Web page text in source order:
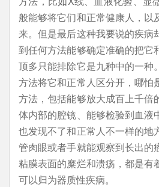
般能够将它们和正常健康人，以
来。但是最后这种我要说的疾病
到任何方法能够确定准确的把它
顶多只能排除它是九种中的一种
方法将它和正常人区分开，哪怕
方法，包括能够放大成百上千倍
体内部的腔镜、能够检验到血液
也发现不了和正常人不一样的地
管肉眼或者手就能观察到长出的
粘膜表面的糜烂和溃疡，都是有
可以归为器质性疾病。